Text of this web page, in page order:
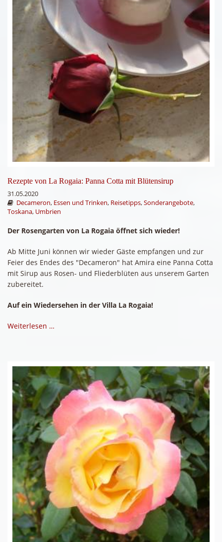
Rezepte von La Rogaia: Panna Cotta mit Blütensirup
31.05.2020
Decameron, Essen und Trinken, Reisetipps,Sonderangebote,
Toskana, Umbrien
Der Rosengarten von La Rogaia öffnet sich wieder!
Ab Mitte Juni können wir wieder Gäste empfangen und zur
Feier des Endes des "Decameron" hat Amira eine Panna Cotta
mit Sirup aus Rosen- und Fliederblüten aus unserem Garten
zubereitet.
Auf ein Wiedersehen in der Villa La Rogaia!
Weiterlesen …